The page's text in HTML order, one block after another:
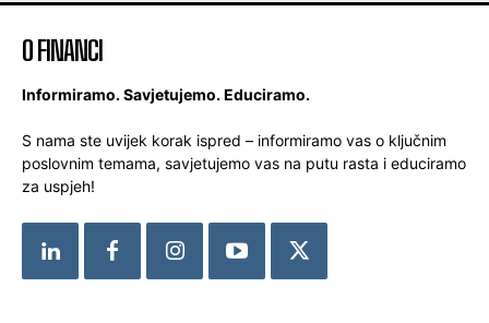
O FINANCI
Informiramo. Savjetujemo. Educiramo.
S nama ste uvijek korak ispred – informiramo vas o ključnim
poslovnim temama, savjetujemo vas na putu rasta i educiramo
za uspjeh!